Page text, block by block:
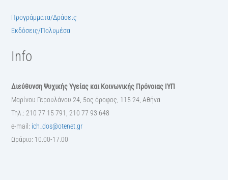
Προγράμματα/Δράσεις
Εκδόσεις/Πολυμέσα
Info
Διεύθυνση Ψυχικής Υγείας και Κοινωνικής Πρόνοιας ΙΥΠ
Μαρίνου Γερουλάνου 24, 5ος όροφος, 115 24, Αθήνα
Τηλ.: 210 77 15 791, 210 77 93 648
e-mail: ich_dos@otenet.gr
Ωράριο: 10.00-17.00